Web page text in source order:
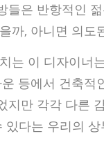
들은 반항적인
까, 아니면 의도
는 이 디자이너
등에서 건축적
지만 각각 다른
다는 우리의